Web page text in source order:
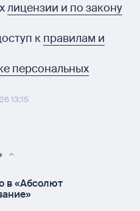
лицензии и по закону
к правилам и
персональных
13:15
в «Абсолют